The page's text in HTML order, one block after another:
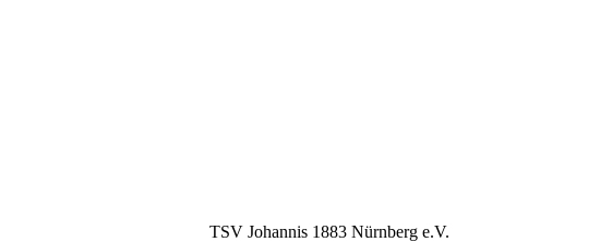
TSV Johannis 1883 Nürnberg e.V.